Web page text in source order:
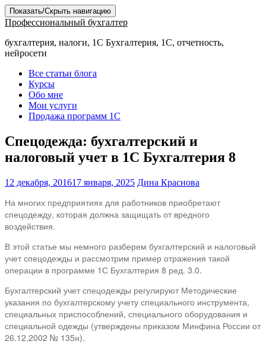
Показать/Скрыть навигацию
Профессиональный бухгалтер
бухгалтерия, налоги, 1С Бухгалтерия, 1С, отчетность,
нейросети
Все статьи блога
Курсы
Обо мне
Мои услуги
Продажа программ 1С
Спецодежда: бухгалтерский и
налоговый учет в 1С Бухгалтерия 8
12 декабря, 201617 января, 2025 Дина Краснова
На многих предприятиях для работников приобретают
спецодежду, которая должна защищать от вредного
воздействия.
В этой статье мы немного разберем бухгалтерский и налоговый
учет спецодежды и рассмотрим пример отражения такой
операции в программе 1С Бухгалтерия 8 ред. 3.0.
Бухгалтерский учет спецодежды регулируют Методические
указания по бухгалтерскому учету специального инструмента,
специальных приспособлений, специального оборудования и
специальной одежды (утверждены приказом Минфина России от
26.12.2002 № 135н).